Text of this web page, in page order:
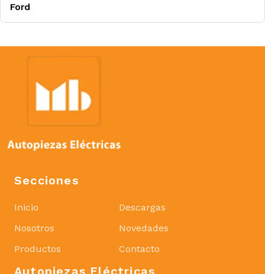
Ford
Secciones
Inicio
Nosotros
Productos
Descargas
Novedades
Contacto
Autopiezas Eléctricas